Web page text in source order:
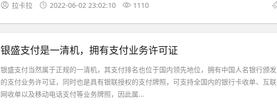
拉卡拉 2022-06-02 23:02:10 1110
银盛支付是一清机，拥有支付业务许可证
银盛支付当然属于正规的一清机，其支付排名也位于国内领先地位，拥有中国人名银行颁发
的支付业务许可证，同时也是具有银联授权的支付牌照，可支持全国内的银行卡收单、互联
网收单以及移动电话支付等业务牌照，因此属...